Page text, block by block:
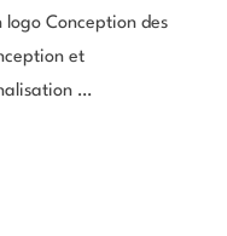
Conception des
et
…